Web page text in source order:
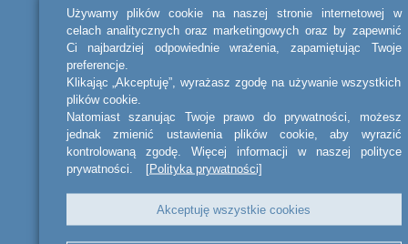
UDOSTĘPNIJ
Używamy plików cookie na naszej stronie internetowej w
celach analitycznych oraz marketingowych oraz by zapewnić
Ci najbardziej odpowiednie wrażenia, zapamiętując Twoje
preferencje.
Klikając „Akceptuję”, wyrażasz zgodę na używanie wszystkich
plików cookie.
Natomiast szanując Twoje prawo do prywatności, możesz
jednak zmienić ustawienia plików cookie, aby wyrazić
kontrolowaną zgodę. Więcej informacji w naszej polityce
prywatności.
[Polityka prywatności]
Akceptuję wszystkie cookies